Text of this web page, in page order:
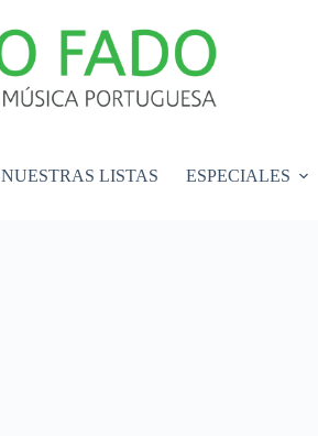
NUESTRAS LISTAS ESPECIALES